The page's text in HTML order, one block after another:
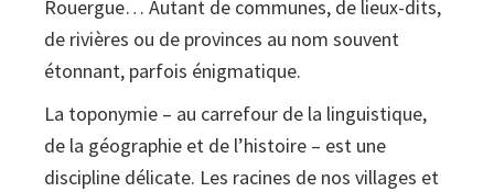
Rouergue… Autant de communes, de lieux-dits,
de rivières ou de provinces au nom souvent
étonnant, parfois énigmatique.
La toponymie – au carrefour de la linguistique,
de la géographie et de l’histoire – est une
discipline délicate. Les racines de nos villages et